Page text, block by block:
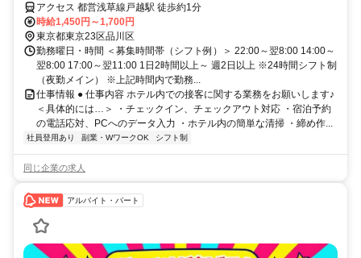
アクセス 都営浅草線戸越駅 徒歩約1分
時給1,450円～1,700円
東京都東京23区品川区
勤務曜日・時間 ＜募集時間帯（シフト例）＞ 22:00～翌8:00 14:00～
翌8:00 17:00～翌11:00 1日2時間以上～ 週2日以上 ※24時間シフト制
（夜勤メイン） ※上記時間内で勤務...
仕事情報 ● 仕事内容 ホテル内での接客に関する業務をお願いします♪
＜具体的には…＞ ・チェックイン、チェックアウト対応 ・宿泊予約
の電話応対、PCへのデータ入力 ・ホテル内の簡単な清掃 ・締め作...
社員登用あり 副業・WワークOK シフト制
同じ企業の求人
アルバイト・パート